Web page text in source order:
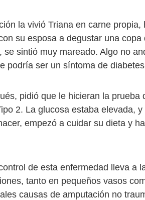
la vivió Triana en carne
su esposa a degustar una
se sintió muy mareado. Algo no
podría ser un síntoma de
pidió que le hicieran la prueba
2. La glucosa estaba elevada,
empezó a cuidar su dieta y
de esta enfermedad lleva a
tanto en pequeños vasos
causas de amputación no